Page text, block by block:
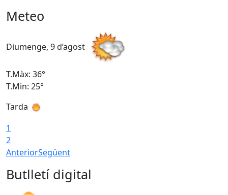
Meteo
Diumenge, 9 d’agost
T.Màx: 36°
T.Min: 25°
Tarda
1
2
AnteriorSegüent
Butlletí digital